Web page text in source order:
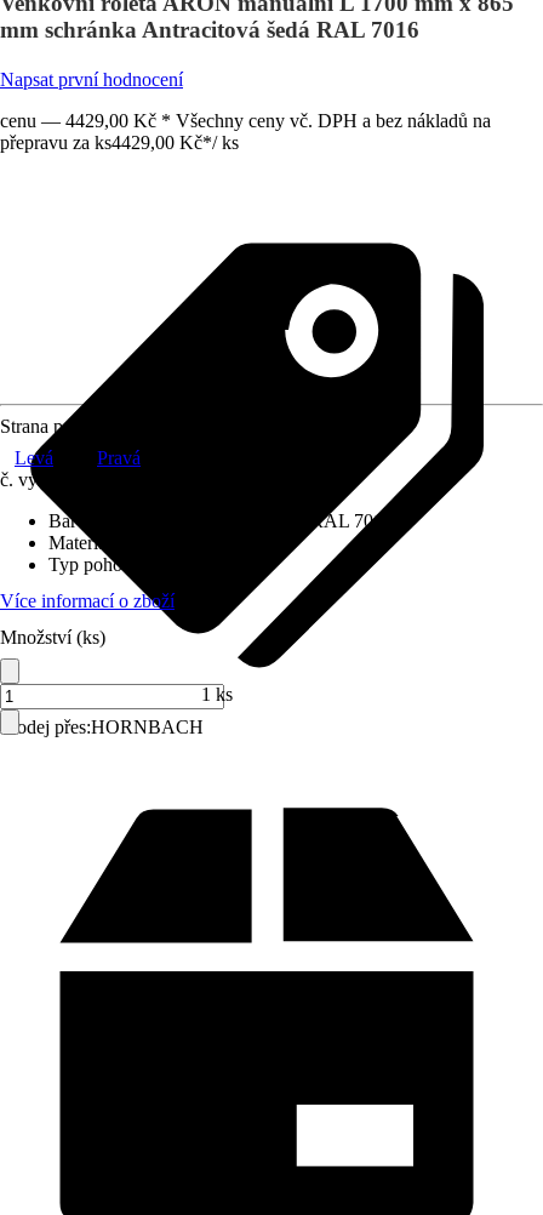
mm schránka Antracitová šedá RAL 7016
Napsat první hodnocení
cenu — 4429,00 Kč * Všechny ceny vč. DPH a bez nákladů na
přepravu za ks4429,00 Kč*/ ks
Prodej přes:HORNBACH
Strana pohonu
Levá
Pravá
č. výrobku
Barva schránky
Antracitová šedá RAL 7016
Materiál závěsu
Typ pohonu
Více informací o zboží
Množství (ks)
1 ks